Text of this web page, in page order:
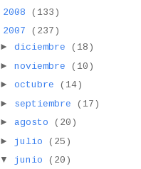
2008
(133)
2007
(237)
► diciembre
(18)
► noviembre
(10)
► octubre
(14)
► septiembre
(17)
► agosto
(20)
► julio
(25)
▼ junio
(20)